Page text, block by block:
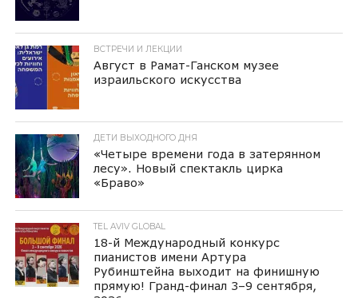
ВСТРЕЧИ И ЛЕКЦИИ
Август в Рамат-Ганском музее
израильского искусства
ДЕТИ ВЫХОДНОГО ДНЯ
«Четыре времени года в затерянном
лесу». Новый спектакль цирка
«Браво»
TEL AVIV GLOBAL
18-й Международный конкурс
пианистов имени Артура
Рубинштейна выходит на финишную
прямую! Гранд-финал 3–9 сентября,